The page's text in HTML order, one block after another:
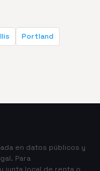
Portland
en datos públicos y
Para
junta local de renta o